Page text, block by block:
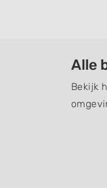
Alle
Bekijk